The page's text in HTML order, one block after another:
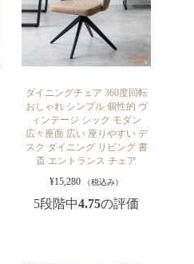
ダイニングチェア 360度回転
おしゃれ シンプル 個性的 ヴ
ィンテージ シック モダン
広々座面 広い 座りやすい デ
スク ダイニング リビング 書
斎 エントランス チェア
¥15,280 （税込み）
5段階中4.75の評価